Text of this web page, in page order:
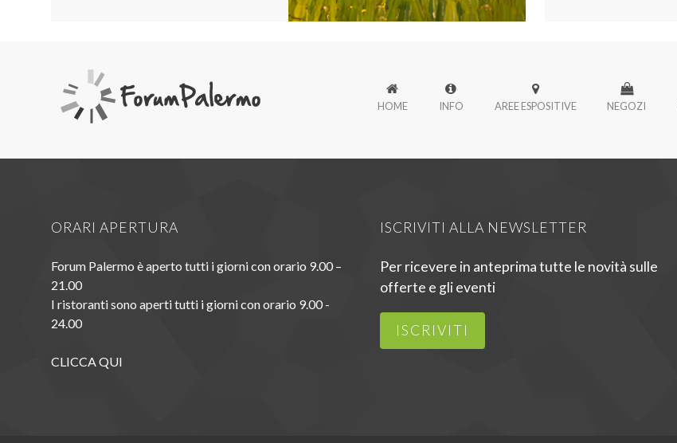
HOME INFO AREE ESPOSITIVE NEGOZI
ORARI APERTURA
Forum Palermo è aperto tutti i giorni con orario 9.00 –
21.00
I ristoranti sono aperti tutti i giorni con orario 9.00 -
24.00
CLICCA QUI
ISCRIVITI ALLA NEWSLETTER
Per ricevere in anteprima tutte le novità sulle
offerte e gli eventi
ISCRIVITI